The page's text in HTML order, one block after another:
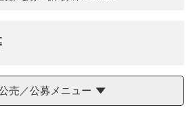
売／公募メニュー